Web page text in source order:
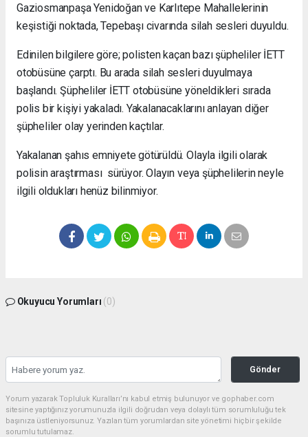
Gaziosmanpaşa Yenidoğan ve Karlıtepe Mahallelerinin
keşistiği noktada, Tepebaşı civarında silah sesleri duyuldu.
Edinilen bilgilere göre; polisten kaçan bazı şüpheliler İETT
otobüsüne çarptı. Bu arada silah sesleri duyulmaya
başlandı. Şüpheliler İETT otobüsüne yöneldikleri sırada
polis bir kişiyi yakaladı. Yakalanacaklarını anlayan diğer
şüpheliler olay yerinden kaçtılar.
Yakalanan şahıs emniyete götürüldü. Olayla ilgili olarak
polisin araştırması sürüyor. Olayın veya şüphelilerin neyle
ilgili oldukları henüz bilinmiyor.
Okuyucu Yorumları (0)
Gönder
Yorum yazarak Topluluk Kuralları’nı kabul etmiş bulunuyor ve gophaber.com
sitesine yaptığınız yorumunuzla ilgili doğrudan veya dolaylı tüm sorumluluğu tek
başınıza üstleniyorsunuz. Yazılan tüm yorumlardan site yönetimi hiçbir şekilde
sorumlu tutulamaz.